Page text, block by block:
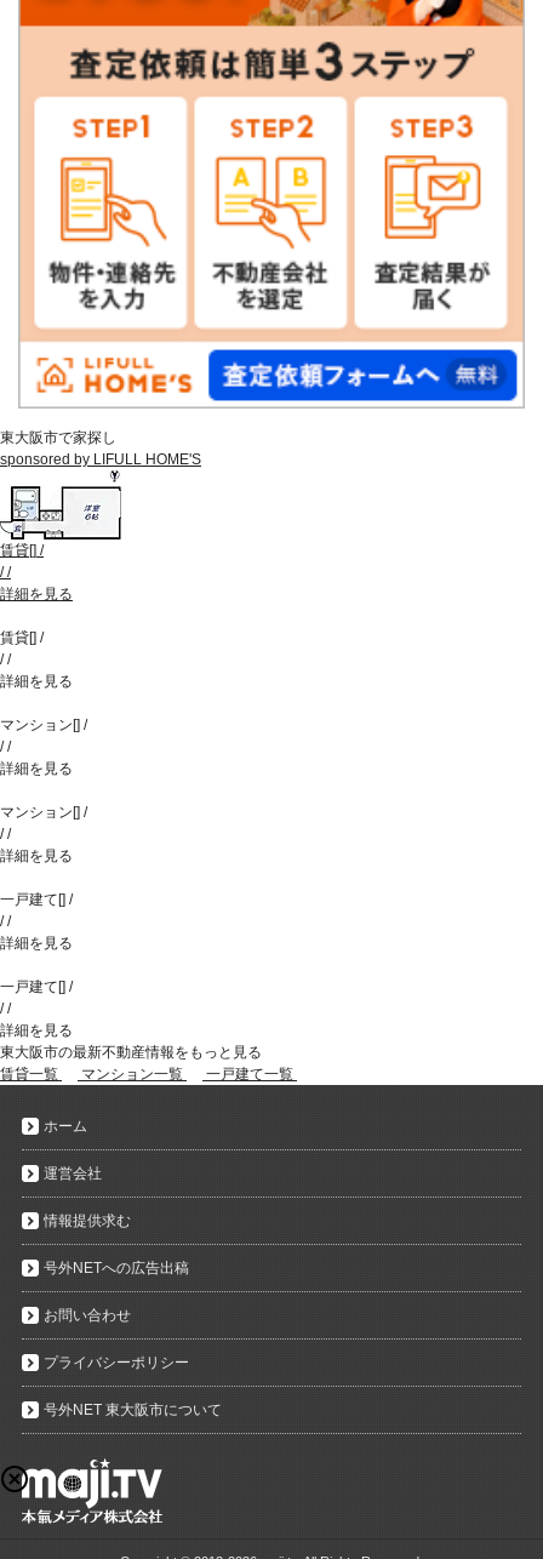
東大阪市で家探し
sponsored by LIFULL HOME'S
賃貸[] /
//
詳細を見る
賃貸[] /
//
詳細を見る
マンション [] /
//
詳細を見る
マンション [] /
//
詳細を見る
一戸建て [] /
//
詳細を見る
一戸建て [] /
//
詳細を見る
東大阪市の最新不動産情報をもっと見る
賃貸一覧
マンション一覧 一戸建て一覧
ホーム
運営会社
情報提供求む
号外NETへの広告出稿
お問い合わせ
プライバシーポリシー
号外NET 東大阪市について